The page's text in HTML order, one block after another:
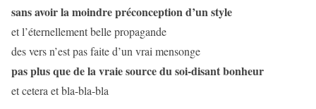
sans avoir la moindre préconception d’un style
et l’éternellement belle propagande
des vers n’est pas faite d’un vrai mensonge
pas plus que de la vraie source du soi-disant bonheur
et cetera et bla-bla-bla